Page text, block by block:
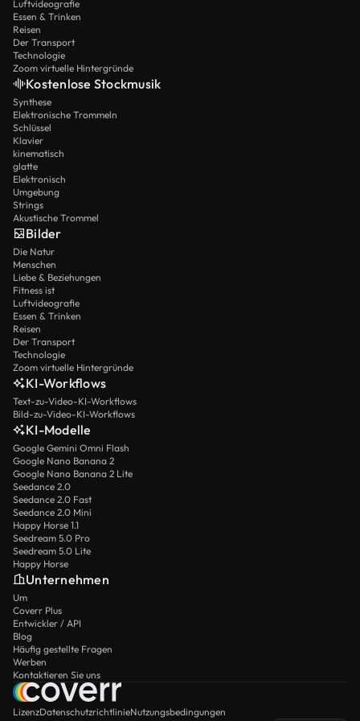
Luftvideografie
Essen & Trinken
Reisen
Der Transport
Technologie
Zoom virtuelle Hintergründe
Kostenlose Stockmusik
Synthese
Elektronische Trommeln
Schlüssel
Klavier
kinematisch
glatte
Elektronisch
Umgebung
Strings
Akustische Trommel
Bilder
Die Natur
Menschen
Liebe & Beziehungen
Fitness ist
Luftvideografie
Essen & Trinken
Reisen
Der Transport
Technologie
Zoom virtuelle Hintergründe
KI-Workflows
Text-zu-Video-KI-Workflows
Bild-zu-Video-KI-Workflows
KI-Modelle
Google Gemini Omni Flash
Google Nano Banana 2
Google Nano Banana 2 Lite
Seedance 2.0
Seedance 2.0 Fast
Seedance 2.0 Mini
Happy Horse 1.1
Seedream 5.0 Pro
Seedream 5.0 Lite
Happy Horse
Unternehmen
Um
Coverr Plus
Entwickler / API
Blog
Häufig gestellte Fragen
Werben
Kontaktieren Sie uns
LizenzDatenschutzrichtlinieNutzungsbedingungen